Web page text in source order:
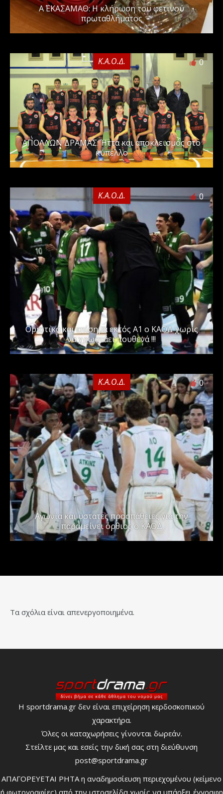
Α΄ ΕΚΑΣΑΜΑΘ: Η κλήρωση του φετινού
πρωταθλήματος
Κ.Α.Ο.Δ. 0
ΑΠΟΛΛΩΝ ΔΡΑΜΑΣ: Ήττα και αποκλεισμός στο
κύπελλο
Κ.Α.Ο.Δ. 0
Οριστικά και επίσημα εκτός Α1 ο ΚΑΟΔ χωρίς
να χρωστάει πουθενά !!!
Κ.Α.Ο.Δ. 0
Αγωνία και ύστατες προσπάθειες για την
παραμείνει όρθιος ο ΚΑΟΔ
Τα σχόλια είναι απενεργοποιημένα.
Η sportdrama.gr δεν είναι επιχείρηση κερδοσκοπικού
χαρακτήρα.
Όλες οι καταχωρήσεις γίνονται δωρεάν.
Στείλτε μας και εσείς την δική σας στη διεύθυνση
post@sportdrama.gr
ΑΠΑΓΟΡΕΥΕΤΑΙ ΡΗΤΑ η αναδημοσίευση περιεχομένου (κείμενο
ή φωτογραφίες) από την ιστοσελίδα χωρίς να υπάρξει έγγραφη